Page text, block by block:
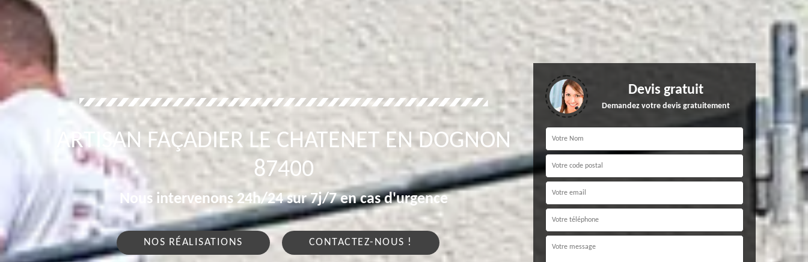
ARTISAN FAÇADIER LE CHATENET EN DOGNON
87400
Nous intervenons 24h/24 sur 7j/7 en cas d'urgence
NOS RÉALISATIONS CONTACTEZ-NOUS !
Devis gratuit
Demandez votre devis gratuitement